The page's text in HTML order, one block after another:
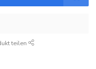
teilen